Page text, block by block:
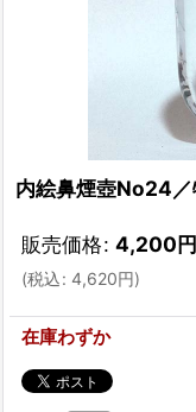
内絵鼻煙壺No24
販売価格: 4,200円
(税込: 4,620円)
在庫わずか